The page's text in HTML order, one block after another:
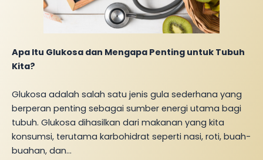
Apa Itu Glukosa dan Mengapa Penting untuk Tubuh
Kita?
Glukosa adalah salah satu jenis gula sederhana yang
berperan penting sebagai sumber energi utama bagi
tubuh. Glukosa dihasilkan dari makanan yang kita
konsumsi, terutama karbohidrat seperti nasi, roti, buah-
buahan, dan…